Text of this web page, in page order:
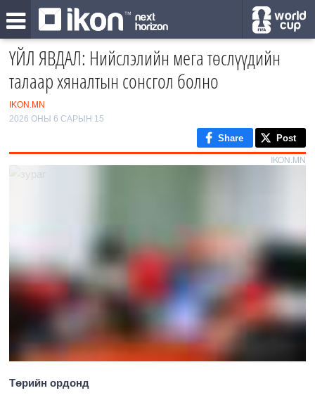
ҮЙЛ ЯВДАЛ: Нийслэлийн мега төслүүдийн
талаар хяналтын сонсгол болно
IKON.MN
2026 ОНЫ 6 САРЫН 15
Share Post
IKON.MN
Төрийн ордонд